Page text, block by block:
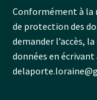
Conformément à
de protection des
demander l’accès,
données en écrivant